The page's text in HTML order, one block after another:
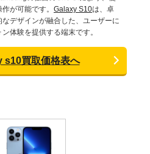
が可能です。 Galaxy S10は、卓
デザインが融合した、ユーザーに
体験を提供する端末です。
s10買取価格表へ